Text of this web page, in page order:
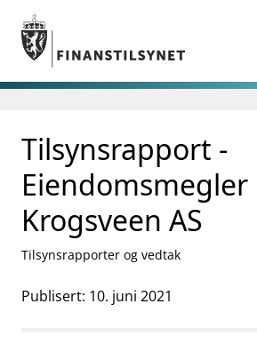
Gå til hovedinnhold
Gå til søkesiden
nettstedet
language
English
exist in
English
Tilsyn
Aktuelt
Finanstilsynets registre
Tilsynsrapport -
Eiendomsmegler
Krogsveen AS
Tilsynsrapporter og vedtak
Publisert: 10. juni 2021